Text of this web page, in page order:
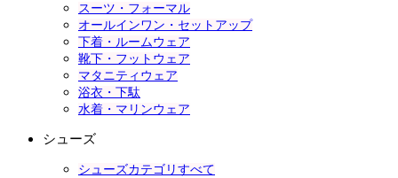
スーツ・フォーマル
オールインワン・セットアップ
下着・ルームウェア
靴下・フットウェア
マタニティウェア
浴衣・下駄
水着・マリンウェア
シューズ
シューズカテゴリすべて